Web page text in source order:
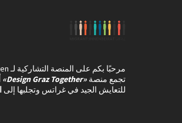
مرحبًا بكم على المنصة التشاركية لـ Graz Gemeinsam Gestalten .
تجمع منصة «Design Graz Together»
للتعايش الجيد في غراتس وتجلبها إلى